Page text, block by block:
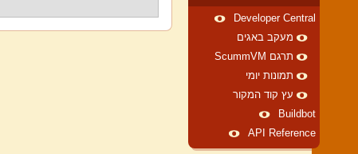
Developer Central
מעקב באגים
תרגם ScummVM
תמונות יומי
עץ קוד המקור
Buildbot
API Reference